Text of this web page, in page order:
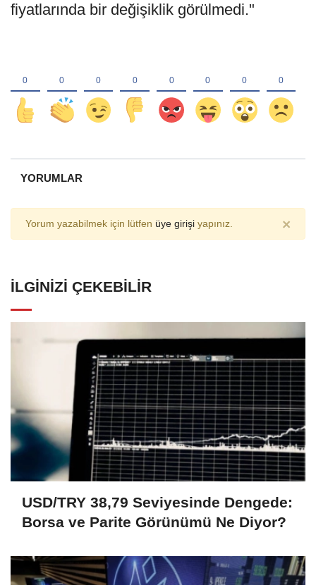
fiyatlarında bir değişiklik görülmedi."
YORUMLAR
Yorum yazabilmek için lütfen üye girişi yapınız. ×
İLGINIZI ÇEKEBILIR
USD/TRY 38,79 Seviyesinde Dengede:
Borsa ve Parite Görünümü Ne Diyor?